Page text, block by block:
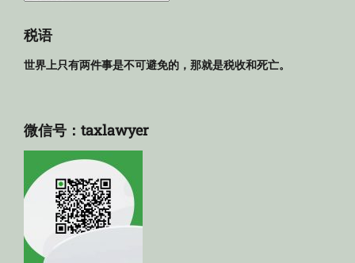
库
税语
世界上只有两件事是不可避免的，那就是税收和死亡。
微信号：taxlawyer